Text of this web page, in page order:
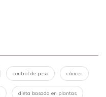
control de peso cáncer
dieta basada en plantas